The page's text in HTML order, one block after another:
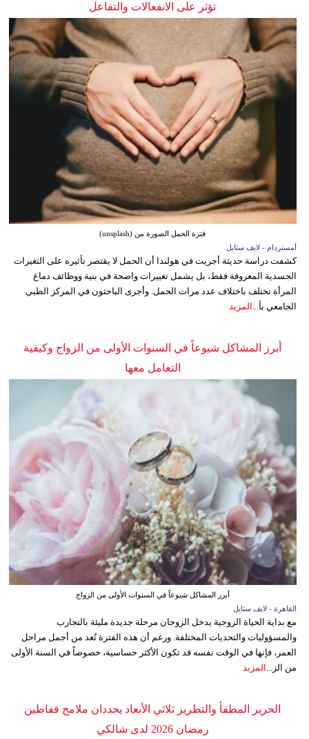
تؤثر على الانفعالات والتفاعل
فترة الحمل الصورة من (unsplash)
أمستردام - لايف ستايل
كشفت دراسة حديثة أجريت في هولندا أن الحمل لا يقتصر تأثيره على التغيرات
الجسدية المعروفة فقط، بل يشمل تغييرات واضحة في بنية ووظائف دماغ
المرأة تختلف باختلاف عدد مرات الحمل. وأجرى الباحثون في المركز الطبي
الجامعي بأ... المزيد
أبرز المشاكل شيوعاً في السنوات الأولى من الزواج وكيفية
التعامل معها
أبرز المشاكل شيوعاً في السنوات الأولى من الزواج
القاهرة - لايف ستايل
مع بداية الحياة الزوجية يدخل الزوجان مرحلة جديدة مليئة بالتجارب
والمسؤوليات والتحديات المختلفة. ورغم أن هذه الفترة تُعد من أجمل مراحل
العمر، فإنها في الوقت نفسه قد تكون الأكثر حساسية، خصوصاً في السنة الأولى
من الز...
المزيد
الحرير المطفأ والتطريز ثلاثي الأبعاد يحددان ملامح قفاطين
رمضان 2026 لدى شالكي